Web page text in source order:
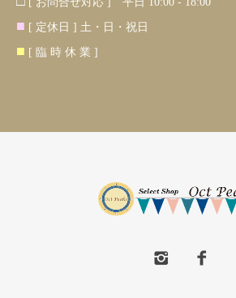
■ [ 定休日 ] 土・日・祝日
■ [ 臨 時 休 業 ]